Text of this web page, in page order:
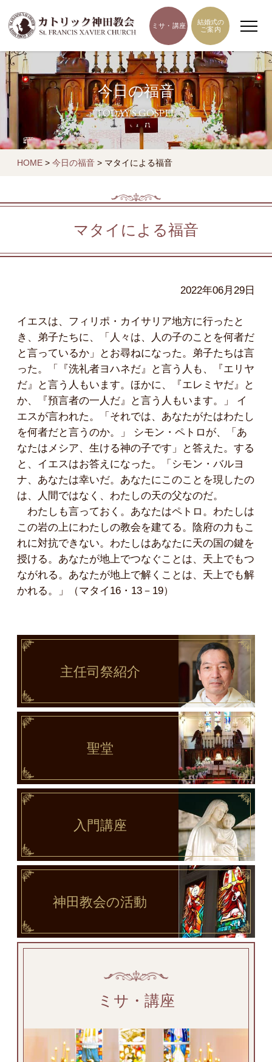
ミサ・講座
結婚式の
ご案内
今日の福音
TODAY'S GOSPEL
HOME > 今日の福音 > マタイによる福音
マタイによる福音
2022年06月29日
イエスは、フィリポ・カイサリア地方に行ったと
き、弟子たちに、「人々は、人の子のことを何者だ
と言っているか」とお尋ねになった。弟子たちは言
った。「『洗礼者ヨハネだ』と言う人も、『エリヤ
だ』と言う人もいます。ほかに、『エレミヤだ』と
か、『預言者の一人だ』と言う人もいます。」 イ
エスが言われた。「それでは、あなたがたはわたし
を何者だと言うのか。」 シモン・ペトロが、「あ
なたはメシア、生ける神の子です」と答えた。する
と、イエスはお答えになった。「シモン・バルヨ
ナ、あなたは幸いだ。あなたにこのことを現したの
は、人間ではなく、わたしの天の父なのだ。
わたしも言っておく。あなたはペトロ。わたしは
この岩の上にわたしの教会を建てる。陰府の力もこ
れに対抗できない。わたしはあなたに天の国の鍵を
授ける。あなたが地上でつなぐことは、天上でもつ
ながれる。あなたが地上で解くことは、天上でも解
かれる。」（マタイ16・13－19）
主任司祭紹介
聖堂
入門講座
神田教会の活動
ミサ・講座